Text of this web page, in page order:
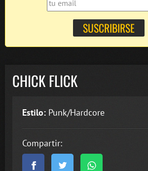
CHICK FLICK
Estilo: Punk/Hardcore
Compartir: